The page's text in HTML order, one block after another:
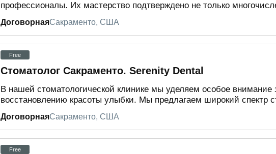
профессионалы. Их мастерство подтверждено не только
ДоговорнаяСакраменто, США
Free
Стоматолог Сакраменто. Serenity Dental
В нашей стоматологической клинике мы уделяем особое
восстановлению красоты улыбки. Мы предлагаем широкий спектр
ДоговорнаяСакраменто, США
Free